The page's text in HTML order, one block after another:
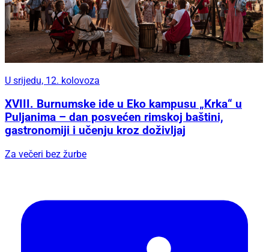
U srijedu, 12. kolovoza
XVIII. Burnumske ide u Eko kampusu „Krka“ u
Puljanima – dan posvećen rimskoj baštini,
gastronomiji i učenju kroz doživljaj
Za večeri bez žurbe